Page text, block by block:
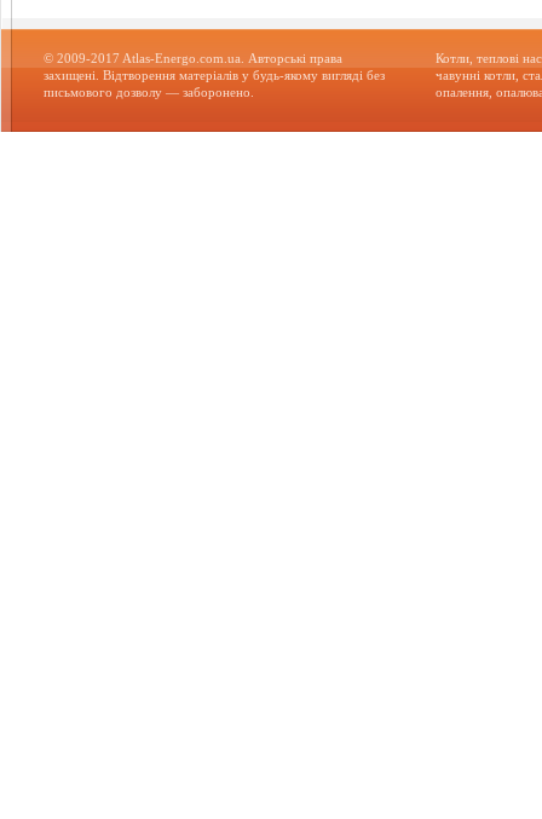
© 2009-2017 Atlas-Energo.com.ua. Авторські права
захищені. Відтворення матеріалів у будь-якому вигляді без
письмового дозволу — заборонено.
Котли, теплові
чавунні котли,
опалення,